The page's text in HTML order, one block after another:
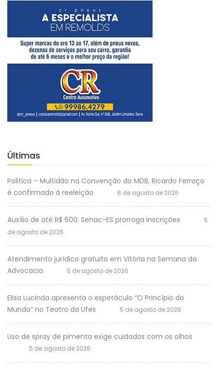
Últimas
Politica – Multidão na Convenção do MDB, Ricardo Ferraço
é confirmado à reeleição
6 de agosto de 2026
Auxílio de até R$ 600: Senac-ES prorroga inscrições
5
de agosto de 2026
Atendimento jurídico gratuito em Vitória na Semana da
Advocacia
5 de agosto de 2026
Elisa Lucinda apresenta o espetáculo “O Princípio do
Mundo” no Teatro da Ufes
5 de agosto de 2026
Uso de spray de pimenta exige cuidados com os olhos
5 de agosto de 2026